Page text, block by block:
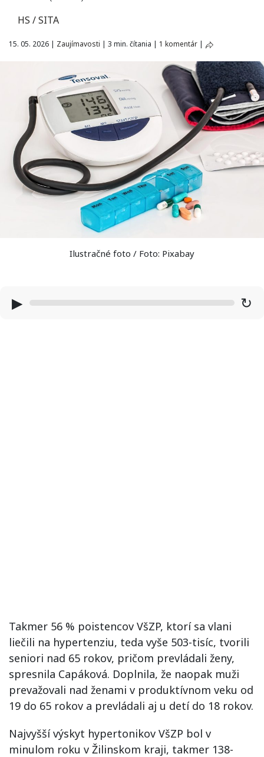
HS / SITA
15. 05. 2026 | Zaujímavosti | 3 min. čítania | 1 komentár |
Ilustračné foto / Foto: Pixabay
▶ ↻
Takmer 56 % poistencov VšZP, ktorí sa vlani
liečili na hypertenziu, teda vyše 503-tisíc, tvorili
seniori nad 65 rokov, pričom prevládali ženy,
spresnila Capáková. Doplnila, že naopak muži
prevažovali nad ženami v produktívnom veku od
19 do 65 rokov a prevládali aj u detí do 18 rokov.
Najvyšší výskyt hypertonikov VšZP bol v
minulom roku v Žilinskom kraji, takmer 138-